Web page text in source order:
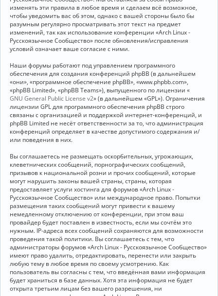
и
я
изменять эти правила в любое время и сделаем всё возможное,
чтобы уведомить вас об этом, однако с вашей стороны было бы
разумным регулярно просматривать этот текст на предмет
изменений, так как использование конференции «Arch Linux -
Русскоязычное Сообщество» после обновления/исправления
условий означает ваше согласие с ними.
Наши форумы работают под управлением программного
обеспечения для создания конференций phpBB (в дальнейшем
«они», «программное обеспечение phpBB», «www.phpbb.com»,
«phpBB Limited», «phpBB Teams»), выпущенного по лицензии «
GNU General Public License v2» (в дальнейшем «GPL»). Ограничения
лицензии GPL для программного обеспечения phpBB строго
связаны с организацией и поддержкой интернет-конференций, и
phpBB Limited не несёт ответственности за то, что администрация
конференций определяет в качестве допустимого содержания и/
или поведения в них.
Вы соглашаетесь не размещать оскорбительных, угрожающих,
клеветнических сообщений, порнографических сообщений,
призывов к национальной розни и прочих сообщений, которые
могут нарушить законы вашей страны, страны, которая
предоставляет услуги хостинга для форумов «Arch Linux -
Русскоязычное Сообщество» или международное право. Попытки
размещения таких сообщений могут привести к вашему
немедленному отключению от конференции, при этом ваш
провайдер будет поставлен в известность, если мы сочтём это
нужным. IP-адреса всех сообщений сохраняются для возможности
проведения такой политики. Вы соглашаетесь с тем, что
администраторы форумов «Arch Linux - Русскоязычное Сообщество»
имеют право удалить, отредактировать, перенести или закрыть
любую тему в любое время по своему усмотрению. Как
пользователь вы согласны с тем, что введённая вами информация
будет храниться в базе данных. Хотя эта информация не будет
открыта третьим лицам без вашего разрешения, ни